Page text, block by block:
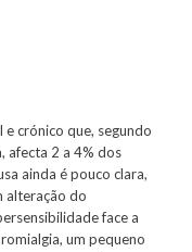
crónico que, segundo
afecta 2 a 4% dos
ainda é pouco clara,
alteração do
face a
um pequeno